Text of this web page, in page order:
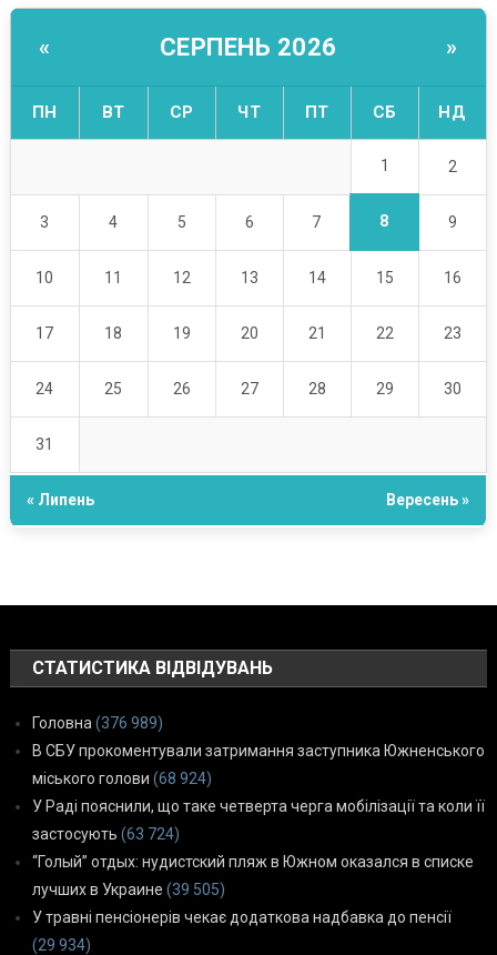
« СЕРПЕНЬ 2026 »
ПН ВТ СР ЧТ ПТ СБ НД
1 2
3 4 5 6 7 8 9
10 11 12 13 14 15 16
17 18 19 20 21 22 23
24 25 26 27 28 29 30
31
« Липень Вересень »
СТАТИСТИКА ВІДВІДУВАНЬ
Головна (376 989)
В СБУ прокоментували затримання заступника Южненського
міського голови (68 924)
У Раді пояснили, що таке четверта черга мобілізації та коли її
застосують (63 724)
“Голый” отдых: нудистский пляж в Южном оказался в списке
лучших в Украине (39 505)
У травні пенсіонерів чекає додаткова надбавка до пенсії
(29 934)